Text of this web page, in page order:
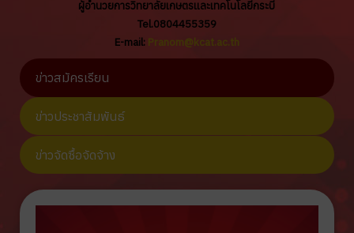
ผู้อำนวยการวิทยาลัยเกษตรและเทคโนโลยีกระบี่
Tel.0804455359
E-mail: Pranom@kcat.ac.th
ข่าวสมัครเรียน
ข่าวประชาสัมพันธ์
ข่าวจัดซื้อจัดจ้าง